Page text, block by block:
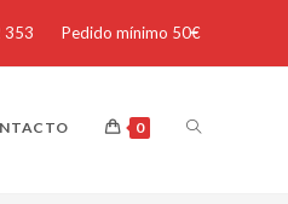
353 Pedido mínimo 50€
0